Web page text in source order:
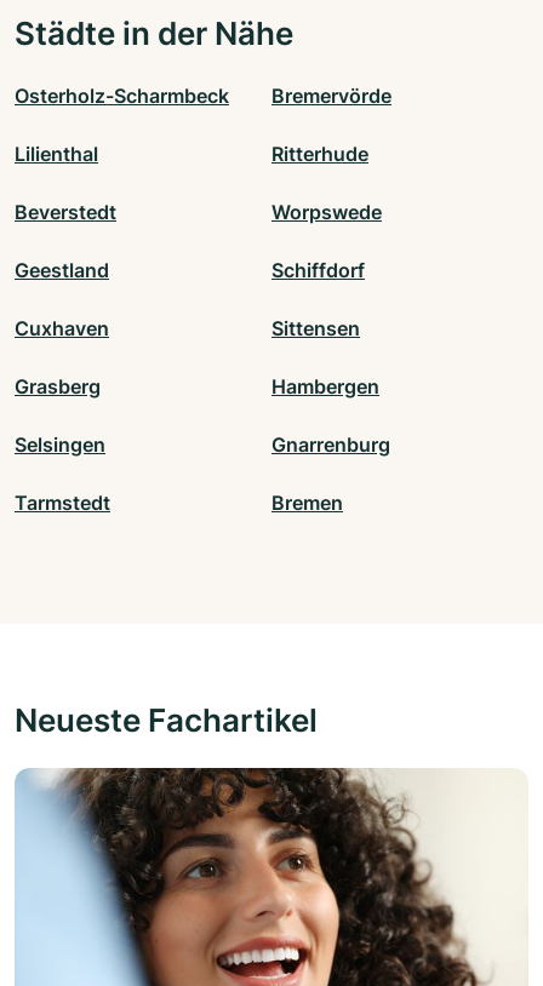
Städte in der Nähe
Osterholz-Scharmbeck Bremervörde
Lilienthal Ritterhude
Beverstedt Worpswede
Geestland Schiffdorf
Cuxhaven Sittensen
Grasberg Hambergen
Selsingen Gnarrenburg
Tarmstedt Bremen
Neueste Fachartikel